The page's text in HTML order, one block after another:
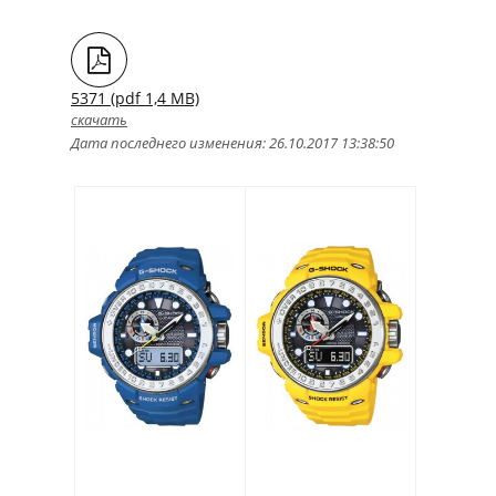
5371 (pdf 1,4 MB)
скачать
Дата последнего изменения: 26.10.2017 13:38:50